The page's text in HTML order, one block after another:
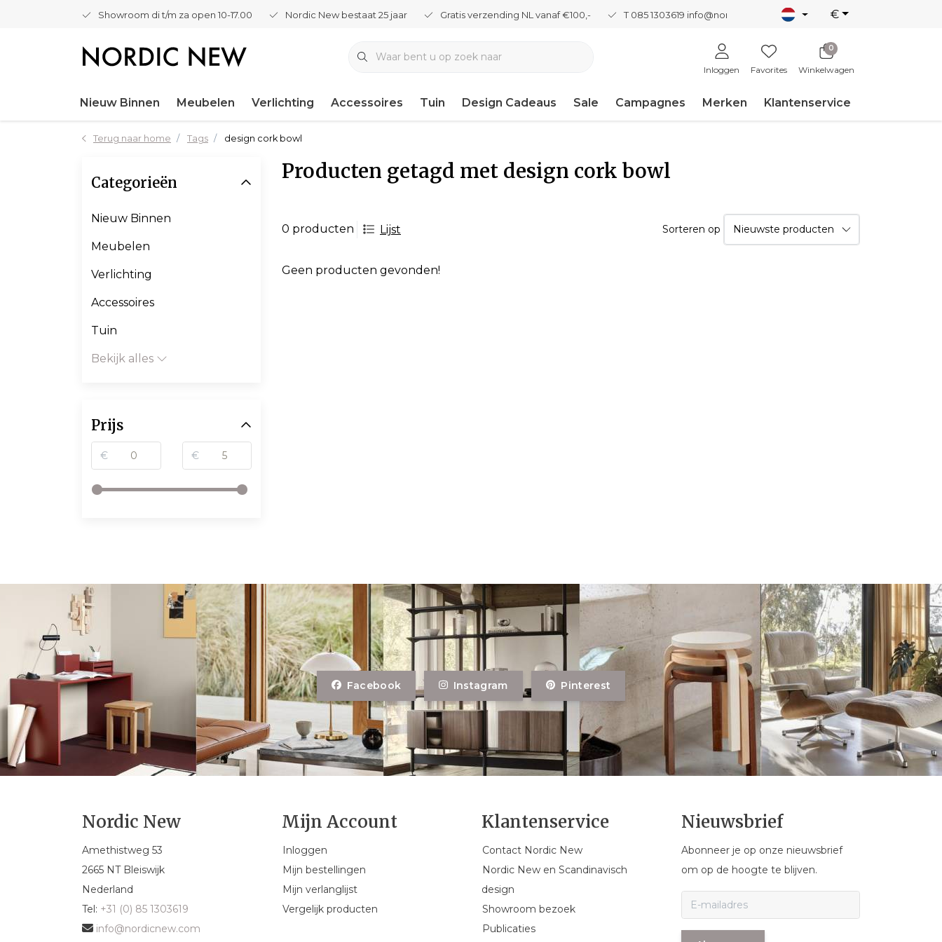
Showroom di t/m za open 10-17.00 Nordic New bestaat 25 jaar Gratis verzending NL vanaf €100,- T 085 1303619 info@nordicnew.nl €
Inloggen Favorites
0
Winkelwagen
Nieuw Binnen Meubelen Verlichting Accessoires Tuin Design Cadeaus Sale Campagnes Merken Klantenservice
Terug naar home Tags design cork bowl
Producten getagd met design cork bowl
0 producten Lijst Sorteren op
Geen producten gevonden!
Categorieën
Nieuw Binnen
Meubelen
Verlichting
Accessoires
Tuin
Bekijk alles
Prijs
€ €
Facebook Instagram Pinterest
Nordic New
Amethistweg 53
2665 NT Bleiswijk
Nederland
Tel: +31 (0) 85 1303619
info@nordicnew.com
Mijn Account
Inloggen
Mijn bestellingen
Mijn verlanglijst
Vergelijk producten
Klantenservice
Contact Nordic New
Nordic New en Scandinavisch
design
Showroom bezoek
Publicaties
Nieuwsbrief
Abonneer je op onze nieuwsbrief
om op de hoogte te blijven.